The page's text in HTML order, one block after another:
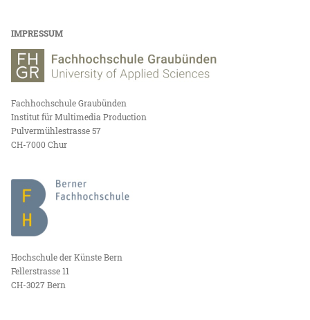
IMPRESSUM
Fachhochschule Graubünden
Institut für Multimedia Production
Pulvermühlestrasse 57
CH-7000 Chur
Hochschule der Künste Bern
Fellerstrasse 11
CH-3027 Bern